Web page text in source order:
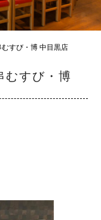
すび・博 中目黒店
すび・博